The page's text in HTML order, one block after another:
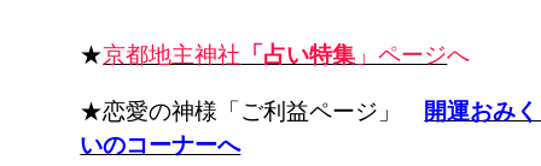
★京都地主神社 「占い特集 」ページへ
★恋愛の神様「ご利益ページ」
開運おみ
いのコーナーへ